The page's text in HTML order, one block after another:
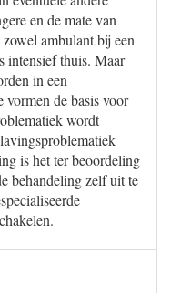
en de mate van
ambulant bij een
intensief thuis. Maar
in een
vormen de basis voor
wordt
is het ter beoordeling
behandeling zelf uit te